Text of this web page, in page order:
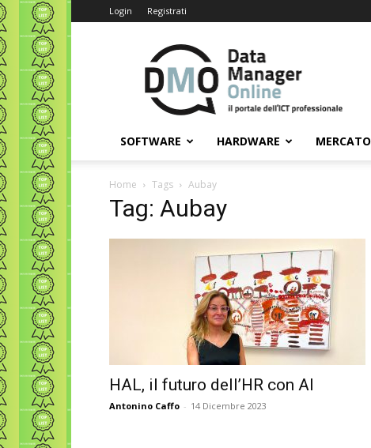
Login Registrati
Data
Manager
Online
SOFTWARE HARDWARE MERCATO
Home Tags Aubay
Tag: Aubay
HAL, il futuro dell’HR con AI
Antonino Caffo - 14 Dicembre 2023